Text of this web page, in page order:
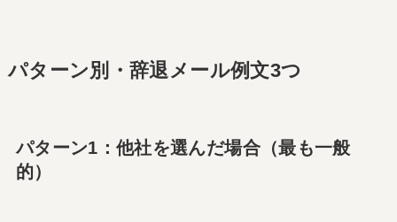
パターン別・辞退メール例文3つ
パターン1：他社を選んだ場合（最も一般
的）